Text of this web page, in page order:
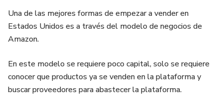
Una de las mejores formas de empezar a vender en
Estados Unidos es a través del modelo de negocios de
Amazon.
En este modelo se requiere poco capital, solo se requiere
conocer que productos ya se venden en la plataforma y
buscar proveedores para abastecer la plataforma.